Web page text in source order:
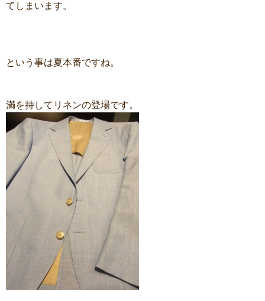
てしまいます。
という事は夏本番ですね。
満を持してリネンの登場です。